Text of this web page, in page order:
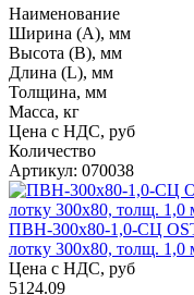
Наименование
Ширина (А), мм
Высота (В), мм
Длина (L), мм
Толщина, мм
Масса, кг
Цена с НДС, руб
Количество
Артикул: 070038
ПВН-300х80-1,0-СЦ
лотку 300х80, толщ.
Цена с НДС, руб
5124.09